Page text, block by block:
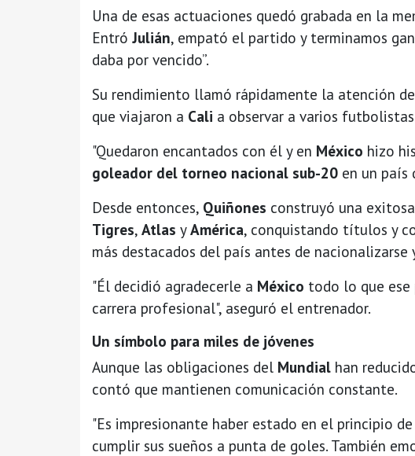
Una de esas actuaciones quedó grabada en la
Entró Julián, empató el partido y terminamos
daba por vencido”.
Su rendimiento llamó rápidamente la atención
que viajaron a Cali a observar a varios
"Quedaron encantados con él y en México hizo
goleador del torneo nacional sub-20 en un país
Desde entonces, Quiñones construyó una
Tigres, Atlas yAmérica, conquistando títulos y
más destacados del país antes de
"Él decidió agradecerle a México todo lo que
carrera profesional", aseguró el entrenador.
Un símbolo para miles de jóvenes
Aunque las obligaciones del Mundial han
contó que mantienen comunicación constante.
"Es impresionante haber estado en el principio
cumplir sus sueños a punta de goles. También